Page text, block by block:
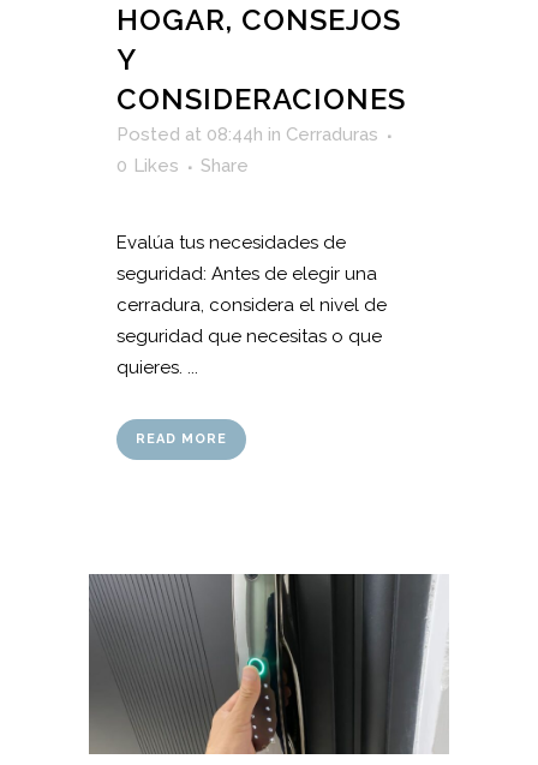
HOGAR, CONSEJOS
Y
CONSIDERACIONES
Posted at 08:44h in Cerraduras
0 Likes Share
Evalúa tus necesidades de
seguridad: Antes de elegir una
cerradura, considera el nivel de
seguridad que necesitas o que
quieres. ...
READ MORE